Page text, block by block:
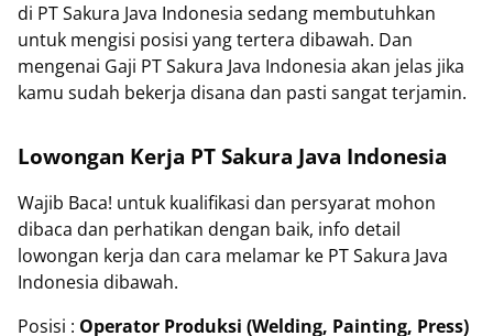
di PT Sakura Java Indonesia sedang membutuhkan
untuk mengisi posisi yang tertera dibawah. Dan
mengenai Gaji PT Sakura Java Indonesia akan jelas jika
kamu sudah bekerja disana dan pasti sangat terjamin.
Lowongan Kerja PT Sakura Java Indonesia
Wajib Baca! untuk kualifikasi dan persyarat mohon
dibaca dan perhatikan dengan baik, info detail
lowongan kerja dan cara melamar ke PT Sakura Java
Indonesia dibawah.
Posisi : Operator Produksi (Welding, Painting, Press)